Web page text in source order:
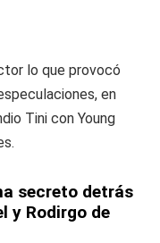
lo que provocó
en
Tini con Young
secreto detrás
y Rodirgo de